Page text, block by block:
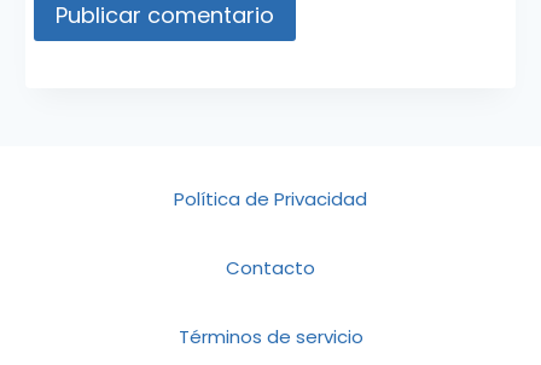
Política de Privacidad
Contacto
Términos de servicio